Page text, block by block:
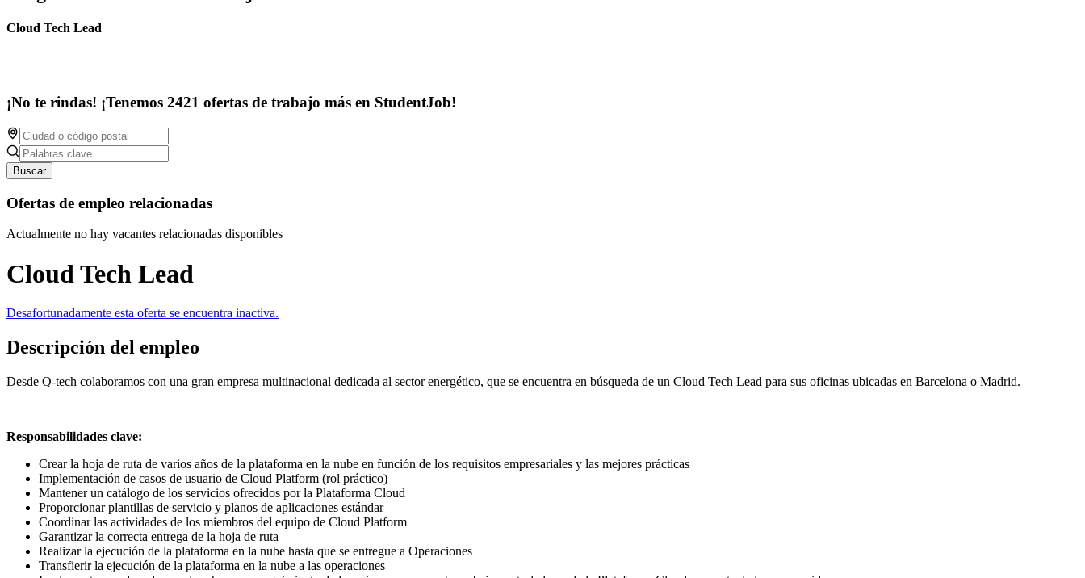
Cloud Tech Lead
¡No te rindas! ¡Tenemos 2421 ofertas de trabajo más en StudentJob!
Buscar
Ofertas de empleo relacionadas
Actualmente no hay vacantes relacionadas disponibles
Cloud Tech Lead
Desafortunadamente esta oferta se encuentra inactiva.
Descripción del empleo
Desde Q-tech colaboramos con una gran empresa multinacional dedicada al sector energético, que se encuentra en búsqueda de un Cloud Tech Lead para sus oficinas ubicadas en Barcelona o Madrid.
Responsabilidades clave:
Crear la hoja de ruta de varios años de la plataforma en la nube en función de los requisitos empresariales y las mejores prácticas
Implementación de casos de usuario de Cloud Platform (rol práctico)
Mantener un catálogo de los servicios ofrecidos por la Plataforma Cloud
Proporcionar plantillas de servicio y planos de aplicaciones estándar
Coordinar las actividades de los miembros del equipo de Cloud Platform
Garantizar la correcta entrega de la hoja de ruta
Realizar la ejecución de la plataforma en la nube hasta que se entregue a Operaciones
Transfierir la ejecución de la plataforma en la nube a las operaciones